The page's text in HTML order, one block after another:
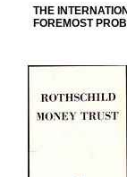
THE
FOREMOST